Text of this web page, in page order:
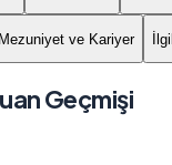
Mezuniyet ve Kariyer
Geçmişi